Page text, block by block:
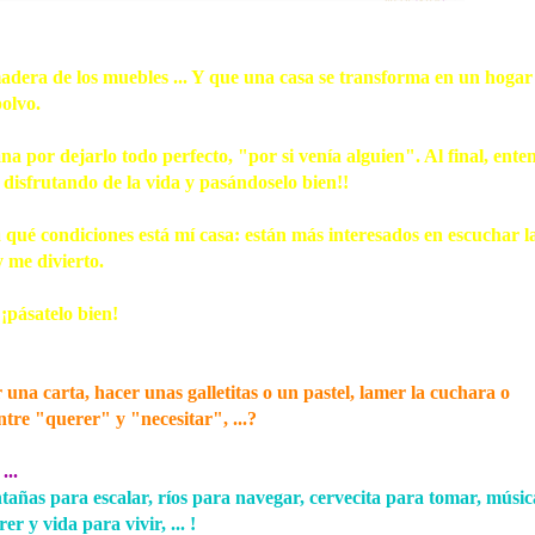
de los muebles ... Y que una casa se transforma en un hogar
por dejarlo todo perfecto, "por si venía alguien". Al final,
de la vida y pasándoselo bien!!
condiciones está mí casa: están más interesados en escuchar
me divierto.
bien!
carta, hacer unas galletitas o un pastel, lamer la cuchara o
"querer" y "necesitar", ...?
para escalar, ríos para navegar, cervecita para tomar,
y vida para vivir, ... !
plastica
Esther Ortego (1934-2012) artista
de su obra en la segunda...
feminista
la...